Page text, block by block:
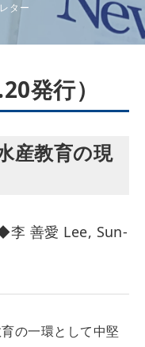
ター
発行）
産教育の現
李 善愛 Lee, Sun-
の一環として中堅